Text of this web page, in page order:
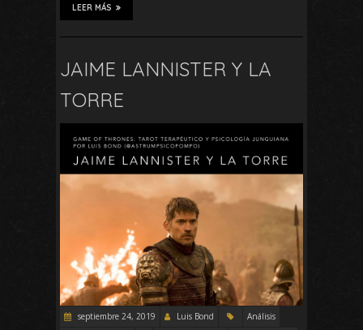
LEER MÁS
JAIME LANNISTER Y LA
TORRE
septiembre 24, 2019 Luis Bond
Análisis